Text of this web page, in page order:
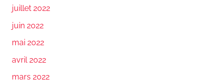
juillet 2022
juin 2022
mai 2022
avril 2022
mars 2022